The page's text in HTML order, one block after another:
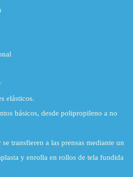
elásticos.
básicos, desde polipropileno a no
transfieren a las prensas mediante un
y enrolla en rollos de tela fundida